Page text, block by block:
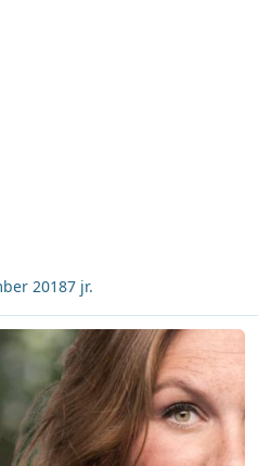
20187 jr.
geeft de fakkel door: Siska